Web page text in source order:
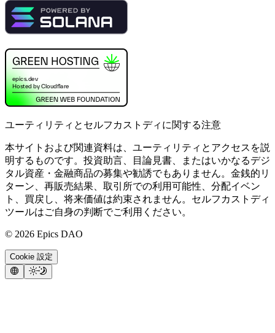
ユーティリティとセルフカストディに関する注意
本サイトおよび関連資料は、ユーティリティとアクセスを説
明するものです。投資助言、目論見書、またはいかなるデジ
タル資産・金融商品の募集や勧誘でもありません。金銭的リ
ターン、再販売結果、取引所での利用可能性、分配イベン
ト、買戻し、将来価値は約束されません。セルフカストディ
ツールはご自身の判断でご利用ください。
© 2026 Epics DAO
Cookie 設定